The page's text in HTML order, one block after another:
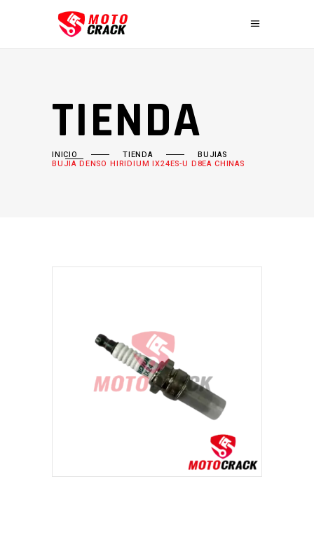
TIENDA
INICIO TIENDA BUJIAS
BUJIA DENSO HIRIDIUM IX24ES-U D8EA CHINAS